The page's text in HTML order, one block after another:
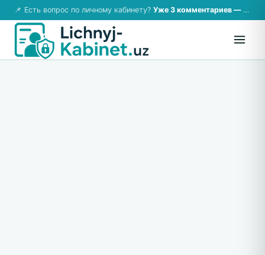
📌 Есть вопрос по личному кабинету? Уже 3 комментариев — возможно, ответ там!